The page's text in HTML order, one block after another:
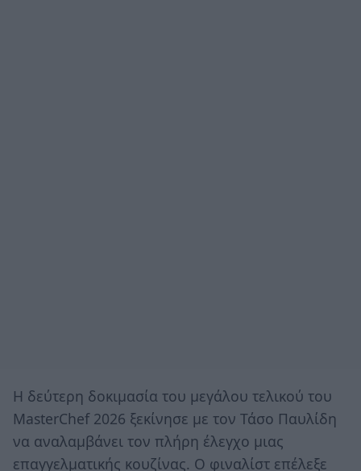
Η δεύτερη δοκιμασία του μεγάλου τελικού του
MasterChef 2026 ξεκίνησε με τον Τάσο Παυλίδη
να αναλαμβάνει τον πλήρη έλεγχο μιας
επαγγελματικής κουζίνας. Ο φιναλίστ επέλεξε